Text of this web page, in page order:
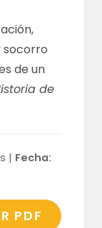
socorro
de un
de
| Fecha:
PDF